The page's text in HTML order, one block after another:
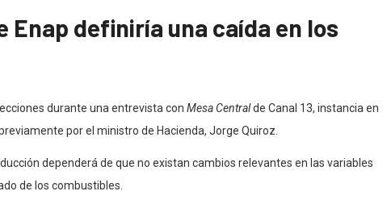
Enap definiría una caída en los
durante una entrevista con Mesa Centralde Canal 13, instancia en
por el ministro de Hacienda, Jorge Quiroz.
dependerá de que no existan cambios relevantes en las variables
de los combustibles.